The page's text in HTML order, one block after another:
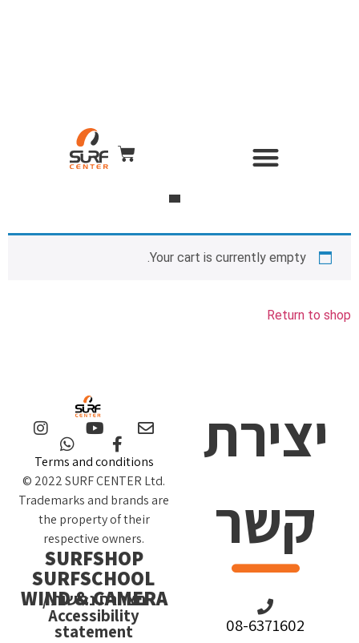
סל קניות
Your cart is currently empty.
Return to shop
יצירת
קשר
08-6371602
Terms and conditions
© 2022 SURF CENTER Ltd.
Trademarks and brands are
the property of their
respective owners.
SURFSHOP
SURFSCHOOL
WIND & CAMERA
הצהרת נגישות /
Accessibility
statement